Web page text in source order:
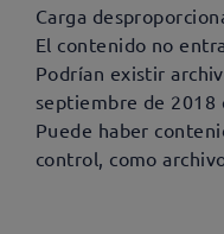
Carga
El contenido no
Podrían existir
septiembre de 2018
Puede haber
control, como